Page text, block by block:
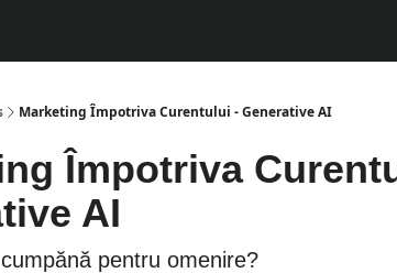
Marketing Împotriva Curentului - Generative AI
Împotriva
AI
pentru omenire?